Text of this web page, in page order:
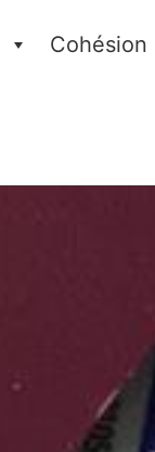
Cohésion